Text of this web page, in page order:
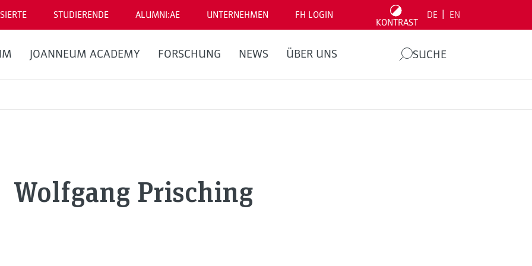
STUDIERENDE ALUMNI:AE UNTERNEHMEN FH LOGIN
KONTRAST
DE EN
JOANNEUM ACADEMY FORSCHUNG NEWS ÜBER UNS SUCHE
Wolfgang Prisching